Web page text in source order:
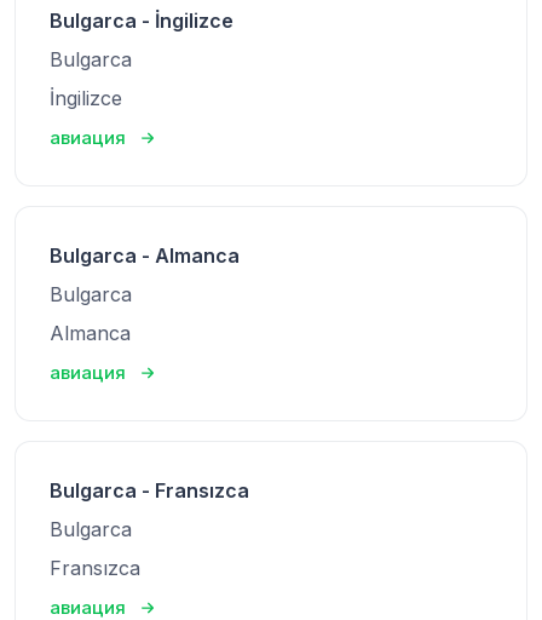
Bulgarca - İngilizce
Bulgarca
İngilizce
авиация
Bulgarca - Almanca
Bulgarca
Almanca
авиация
Bulgarca - Fransızca
Bulgarca
Fransızca
авиация